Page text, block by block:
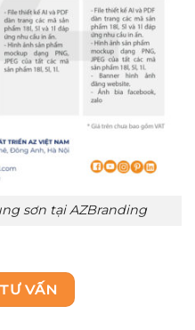
sơn tại AZBranding
VẤN